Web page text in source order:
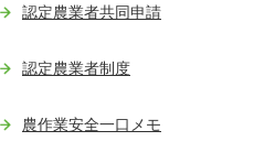
認定農業者共同申請
認定農業者制度
農作業安全一口メモ